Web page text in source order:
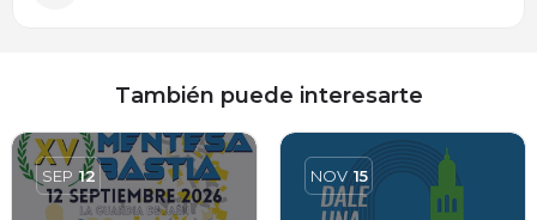
También puede interesarte
SEP 12 NOV 15